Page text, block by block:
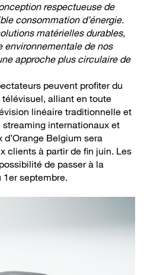
respectueuse de
consommation d’énergie.
matérielles durables,
environnementale de nos
approche plus circulaire de
peuvent profiter du
alliant en toute
linéaire traditionnelle et
internationaux et
Belgium sera
clients à partir de fin juin. Les
de passer à la
1er septembre.